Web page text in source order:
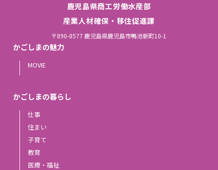
鹿児島県商工労働水産部
産業人材確保・移住促進課
〒890-8577 鹿児島県鹿児島市鴨池新町10-1
かごしまの魅力
MOVIE
かごしまの暮らし
仕事
住まい
子育て
教育
医療・福祉